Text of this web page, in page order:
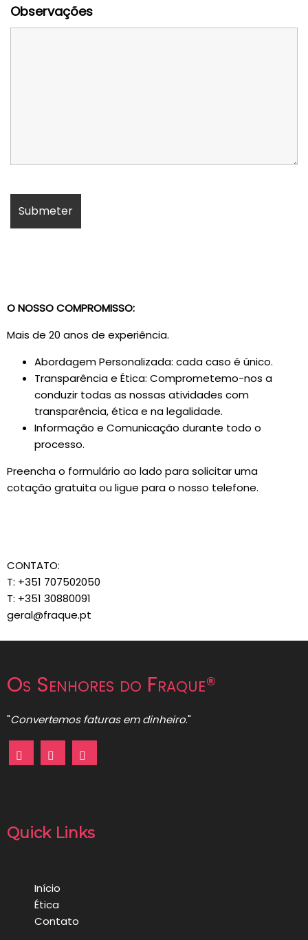
Observações
O NOSSO COMPROMISSO:
Mais de 20 anos de experiência.
Abordagem Personalizada: cada caso é único.
Transparência e Ética: Comprometemo-nos a
conduzir todas as nossas atividades com
transparência, ética e na legalidade.
Informação e Comunicação durante todo o
processo.
Preencha o formulário ao lado para solicitar uma
cotação gratuita ou ligue para o nosso telefone.
CONTATO:
T: +351 707502050
T: +351 30880091
geral@fraque.pt
Os Senhores do Fraque®
"Convertemos faturas em dinheiro."
Quick Links
Início
Ética
Contato